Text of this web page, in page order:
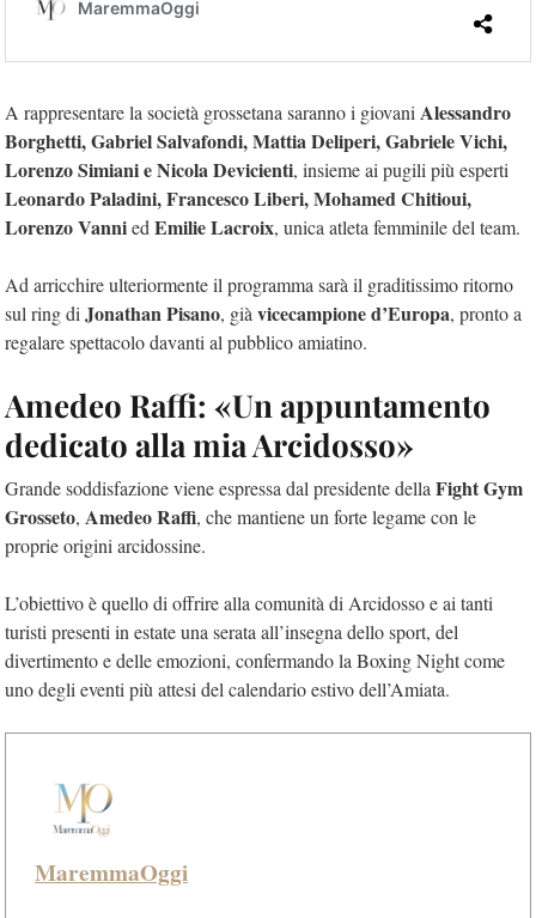
A rappresentare la società grossetana saranno i giovani Alessandro
Borghetti, Gabriel Salvafondi, Mattia Deliperi, Gabriele Vichi,
Lorenzo Simiani e Nicola Devicienti, insieme ai pugili più esperti
Leonardo Paladini, Francesco Liberi, Mohamed Chitioui,
Lorenzo Vannied Emilie Lacroix, unica atleta femminile del team.
Ad arricchire ulteriormente il programma sarà il graditissimo ritorno
sul ring di Jonathan Pisano, già vicecampione d’Europa, pronto a
regalare spettacolo davanti al pubblico amiatino.
Amedeo Raffi: «Un appuntamento
dedicato alla mia Arcidosso»
Grande soddisfazione viene espressa dal presidente della Fight Gym
Grosseto, Amedeo Raffi, che mantiene un forte legame con le
proprie origini arcidossine.
L’obiettivo è quello di offrire alla comunità di Arcidosso e ai tanti
turisti presenti in estate una serata all’insegna dello sport, del
divertimento e delle emozioni, confermando la Boxing Night come
uno degli eventi più attesi del calendario estivo dell’Amiata.
MaremmaOggi